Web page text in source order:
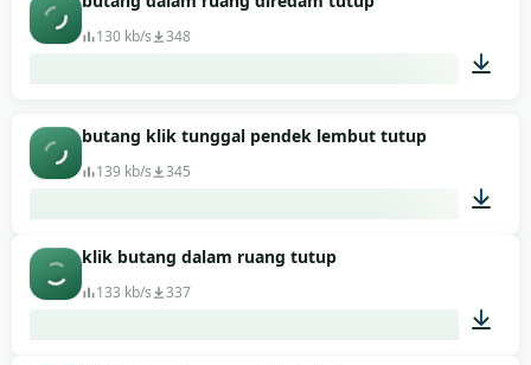
130 kb/s 348
butang klik tunggal pendek lembut tutup
139 kb/s 345
klik butang dalam ruang tutup
133 kb/s 337